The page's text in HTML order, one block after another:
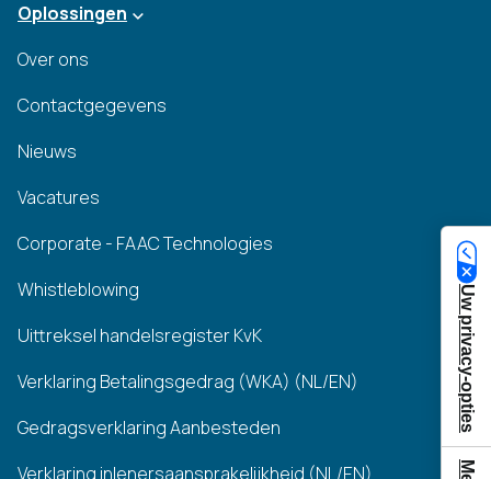
Oplossingen
Over ons
Contactgegevens
Nieuws
Vacatures
Corporate - FAAC Technologies
Whistleblowing
Uittreksel handelsregister KvK
Verklaring Betalingsgedrag (WKA) (NL/EN)
Gedragsverklaring Aanbesteden
Verklaring inlenersaansprakelijkheid (NL/EN)
Uw privacy-opties